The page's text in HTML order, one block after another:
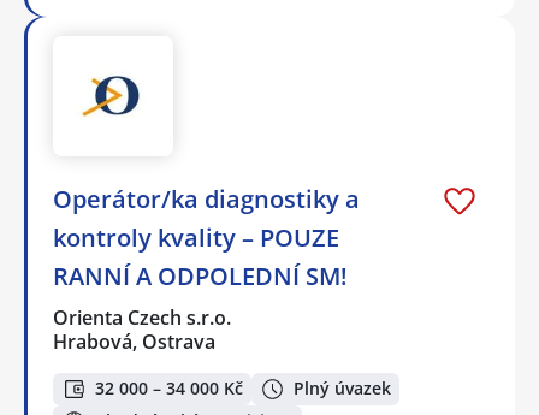
Operátor/ka diagnostiky a
kontroly kvality – POUZE
RANNÍ A ODPOLEDNÍ SM!
Orienta Czech s.r.o.
Hrabová, Ostrava
32 000 – 34 000 Kč
Plný úvazek